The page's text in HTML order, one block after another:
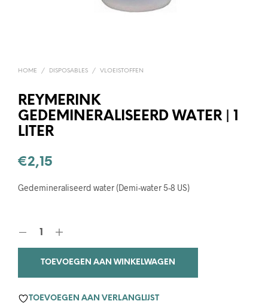
HOME / DISPOSABLES / VLOEISTOFFEN
REYMERINK
GEDEMINERALISEERD WATER | 1
LITER
€2,15
Gedemineraliseerd water (Demi-water 5-8 US)
TOEVOEGEN AAN WINKELWAGEN
TOEVOEGEN AAN VERLANGLIJST